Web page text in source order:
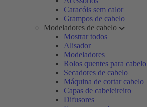
Caracóis sem calor
Grampos de cabelo
Modeladores de cabelo
Mostrar todos
Alisador
Modeladores
Rolos quentes para cabelo
Secadores de cabelo
Máquina de cortar cabelo
Capas de cabeleireiro
Difusores